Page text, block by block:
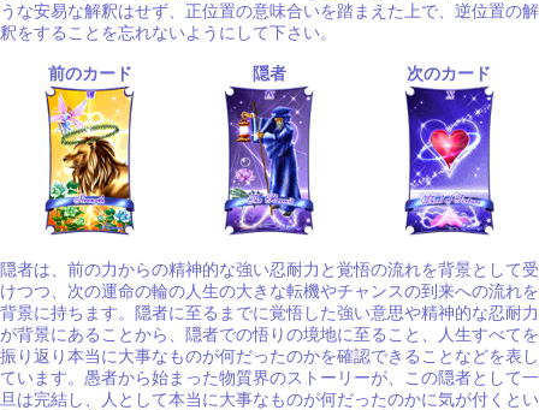
うな安易な解釈はせず、正位置の意味合いを踏まえた上で、逆位置の解
釈をすることを忘れないようにして下さい。
前のカード 隠者 次のカード
隠者は、前の力からの精神的な強い忍耐力と覚悟の流れを背景として受
けつつ、次の運命の輪の人生の大きな転機やチャンスの到来への流れを
背景に持ちます。隠者に至るまでに覚悟した強い意思や精神的な忍耐力
が背景にあることから、隠者での悟りの境地に至ること、人生すべてを
振り返り本当に大事なものが何だったのかを確認できることなどを表し
ています。愚者から始まった物質界のストーリーが、この隠者として一
旦は完結し、人として本当に大事なものが何だったのかに気が付くとい